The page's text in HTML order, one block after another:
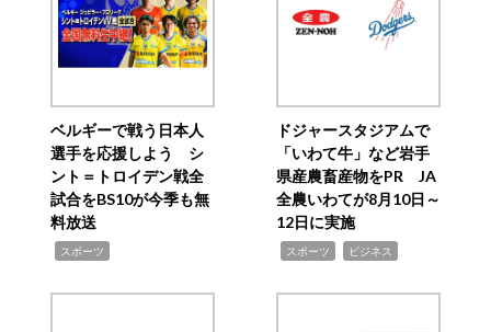
ベルギーで戦う日本人
選手を応援しよう シ
ント＝トロイデン戦全
試合をBS10が今季も無
料放送
スポーツ
ドジャースタジアムで
「いわて牛」など岩手
県産農畜産物をPR JA
全農いわてが8月10日～
12日に実施
スポーツ ビジネス